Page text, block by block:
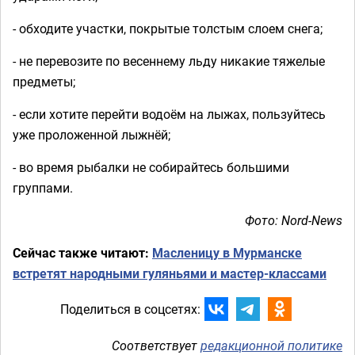
- обходите участки, покрытые толстым слоем снега;
- не перевозите по весеннему льду никакие тяжелые
предметы;
- если хотите перейти водоём на лыжах, пользуйтесь
уже проложенной лыжнёй;
- во время рыбалки не собирайтесь большими
группами.
Фото: Nord-News
Сейчас также читают: Масленицу в Мурманске
встретят народными гуляньями и мастер-классами
Поделиться в соцсетях:
Соответствуетредакционной политике